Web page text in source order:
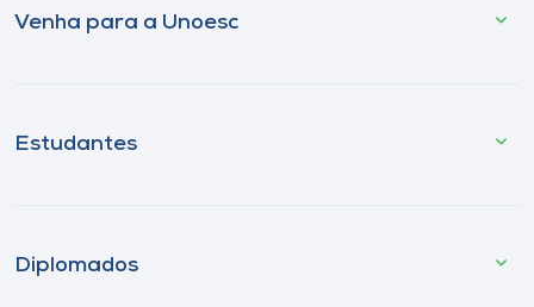
Venha para a Unoesc
Estudantes
Diplomados